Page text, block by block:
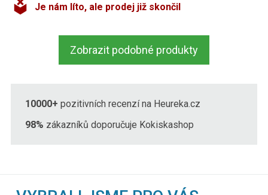
Je nám líto, ale prodej již skončil
Zobrazit podobné produkty
10000+ pozitivních recenzí na Heureka.cz
98% zákazníků doporučuje Kokiskashop